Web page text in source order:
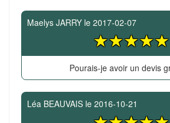
Maelys JARRY le 2017-02-07
Pourais-je avoir un devis
Léa BEAUVAIS le 2016-10-21